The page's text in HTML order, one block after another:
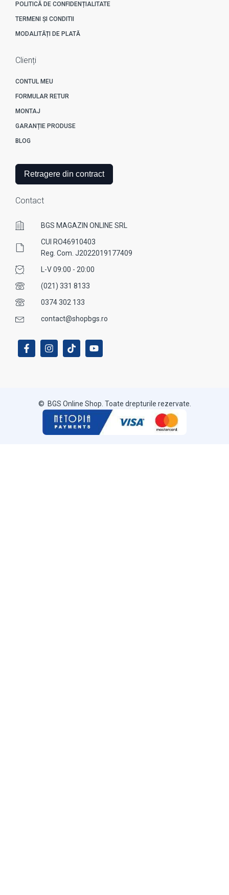
POLITICĂ DE CONFIDENȚIALITATE
TERMENI ȘI CONDITII
MODALITĂȚI DE PLATĂ
Clienți
CONTUL MEU
FORMULAR RETUR
MONTAJ
GARANȚIE PRODUSE
BLOG
Retragere din contract
Contact
BGS MAGAZIN ONLINE SRL
CUI RO46910403
Reg. Com. J2022019177409
L-V 09:00 - 20:00
(021) 331 8133
0374 302 133
contact@shopbgs.ro
© BGS Online Shop. Toate drepturile rezervate.